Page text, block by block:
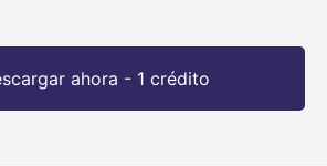
ahora - 1 crédito